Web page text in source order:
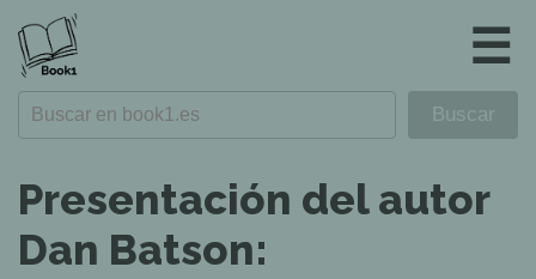
☰
Presentación del autor
Dan Batson: